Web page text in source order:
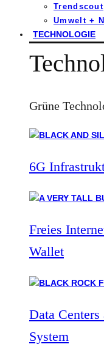
Trendscout
Umwelt +
TECHNOLOGIE
Grüne
6G
Freies
Wallet
Data
System